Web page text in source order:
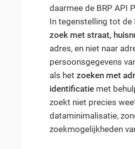
daarmee de BRP API
In tegenstelling tot de
zoek met straat,
adres, en niet naar
persoonsgegevens
als het zoeken met
identificatie met
zoekt niet precies
dataminimalisatie,
zoekmogelijkheden